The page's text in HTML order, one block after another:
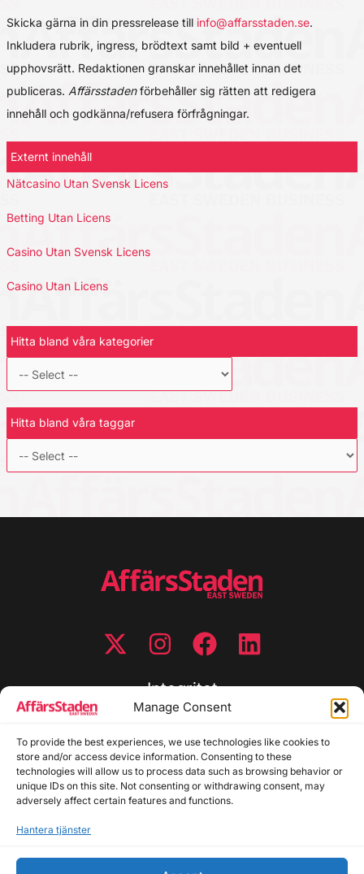
Manage Consent
To provide the best experiences, we use technologies like cookies to
store and/or access device information. Consenting to these
technologies will allow us to process data such as browsing behavior or
unique IDs on this site. Not consenting or withdrawing consent, may
adversely affect certain features and functions.
Hantera tjänster
Skicka gärna in din pressrelease till info@affarsstaden.se.
Inkludera rubrik, ingress, brödtext samt bild + eventuell
upphovsrätt. Redaktionen granskar innehållet innan det
publiceras. Affärsstadenförbehåller sig rätten att redigera
innehåll och godkänna/refusera förfrågningar.
Externt innehåll
Nätcasino Utan Svensk Licens
Betting Utan Licens
Casino Utan Svensk Licens
Casino Utan Licens
Hitta bland våra kategorier
Hitta bland våra taggar
Integritet
Cookiepolicy
Disclaimer
Redaktionell policy
Utgivarinformation